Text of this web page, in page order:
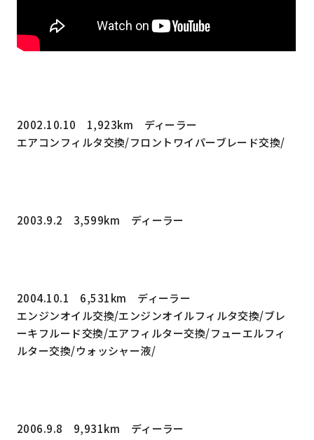
2002.10.10 1,923km ディーラー
エアコンフィルタ交換/フロントワイパーブレード交換/
2003.9.2 3,599km ディーラー
2004.10.1 6,531km ディーラー
エンジンオイル交換/エンジンオイルフィルタ交換/ブレ
ーキフルード交換/エアフィルター交換/フューエルフィ
ルター交換/ウォッシャー液/
2006.9.8 9,931km ディーラー